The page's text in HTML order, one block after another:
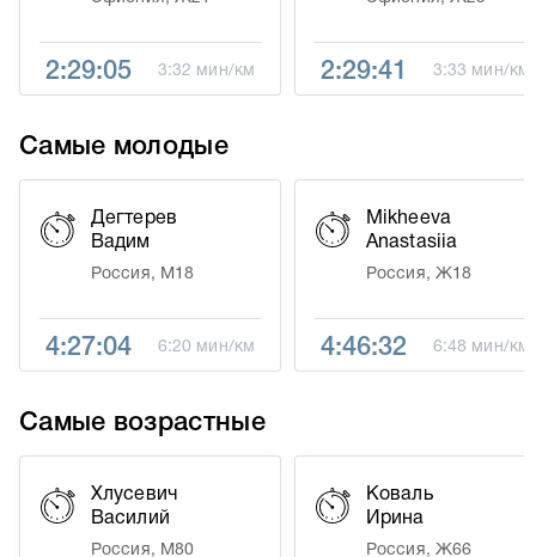
2:29:05 3:32 мин/км 2:29:41 3:33 мин/км
Самые молодые
Дегтерев
Вадим
Россия, М18
4:27:04 6:20 мин/км
Mikheeva
Anastasiia
Россия, Ж18
4:46:32 6:48 мин/км
Самые возрастные
Хлусевич
Василий
Россия, М80
Коваль
Ирина
Россия, Ж66